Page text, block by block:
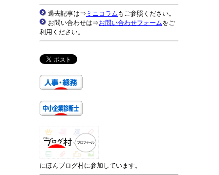
過去記事は⇒ ミニコラム もご参照ください。
お問い合わせは⇒お問い合わせフォームをご
利用ください。
にほんブログ村に参加しています。